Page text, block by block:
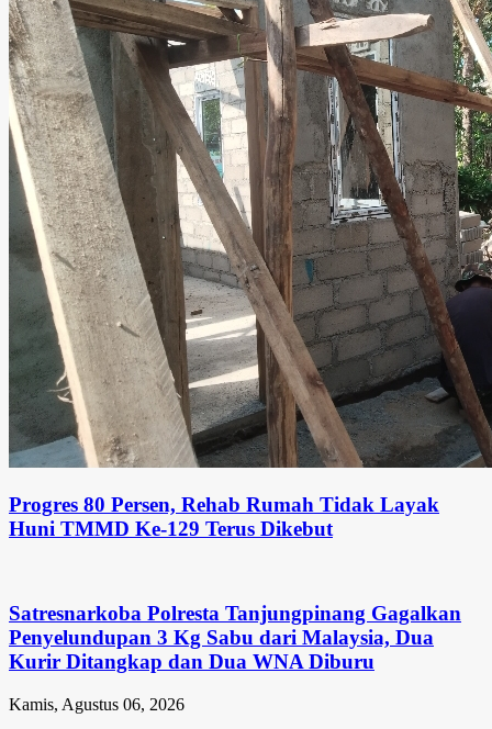
Progres 80 Persen, Rehab Rumah Tidak Layak
Huni TMMD Ke-129 Terus Dikebut
Satresnarkoba Polresta Tanjungpinang Gagalkan
Penyelundupan 3 Kg Sabu dari Malaysia, Dua
Kurir Ditangkap dan Dua WNA Diburu
Kamis, Agustus 06, 2026